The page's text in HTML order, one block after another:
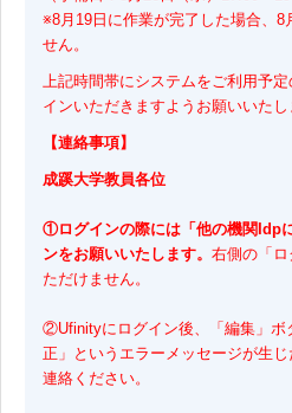
※8月19日に作業が完了した場合、8
せん。
上記時間帯にシステムをご利用予
インいただきますようお願いいたし
【連絡事項】
成蹊大学教員各位
①ログインの際には「他の機関Idp
ンをお願いいたします。 右側の「
ただけません。
②Ufinityにログイン後、「編集」ボ
正」というエラーメッセージが生
連絡ください。